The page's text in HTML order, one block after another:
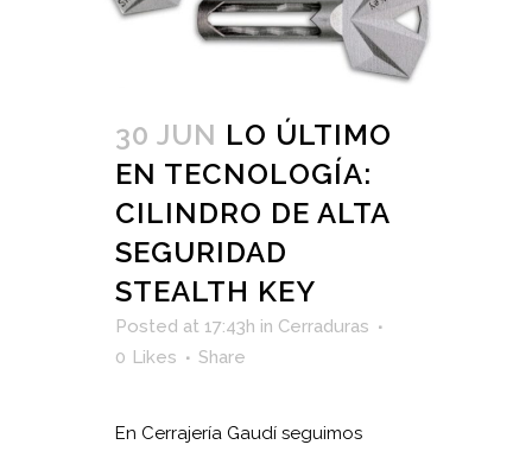
30 JUN LO ÚLTIMO
EN TECNOLOGÍA:
CILINDRO DE ALTA
SEGURIDAD
STEALTH KEY
Posted at 17:43h in Cerraduras
0 Likes Share
En Cerrajería Gaudí seguimos